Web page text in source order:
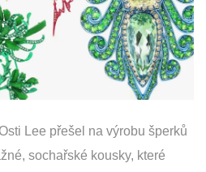
Lee přešel na výrobu šperků
sochařské kousky, které